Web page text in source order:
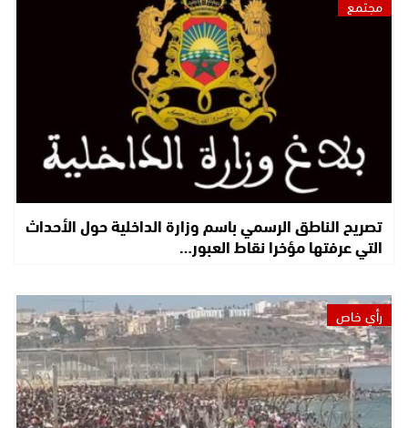
مجتمع
تصريح الناطق الرسمي باسم وزارة الداخلية حول الأحداث
التي عرفتها مؤخرا نقاط العبور…
رأي خاص